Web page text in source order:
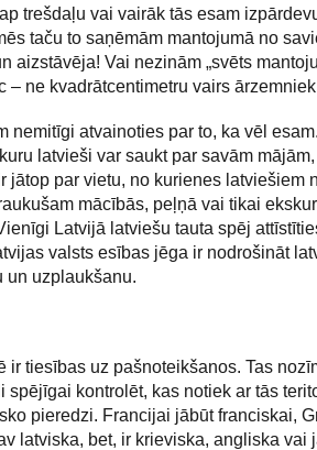
trešdaļu vai vairāk tās esam
taču to saņēmām mantojumā no
aizstāvēja! Vai nezinām „svēts
– ne kvadrātcentimetru vairs
nemitīgi atvainoties par to, ka vēl
latvieši var saukt par savām
jātop par vietu, no kurienes latviešiem
mācībās, peļņā vai tikai
Latvijā latviešu tauta spēj
valsts esības jēga ir nodrošināt
un uzplaukšanu.
ir tiesības uz pašnoteikšanos. Tas
spējīgai kontrolēt, kas notiek ar tās
pieredzi. Francijai jābūt franciskai,
latviska, bet, ir krieviska, angliska vai